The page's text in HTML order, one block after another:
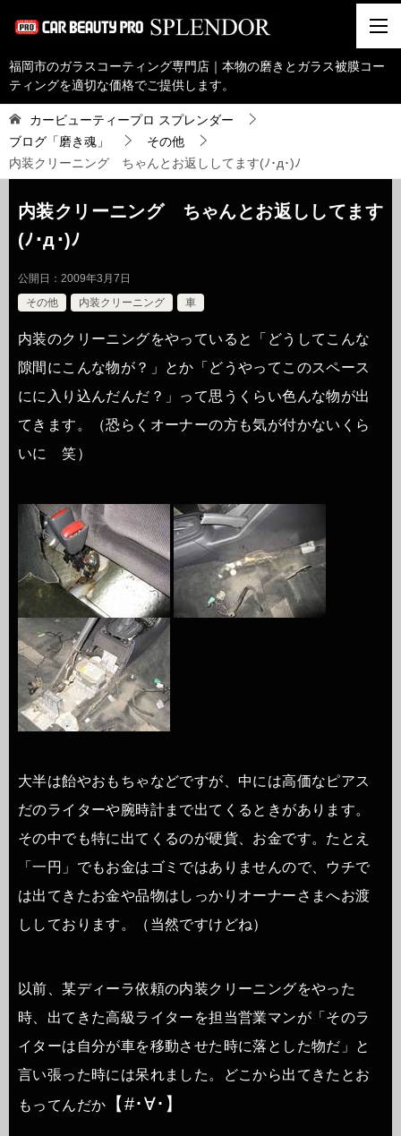
福岡市のガラスコーティング専門店｜本物の磨きとガラス被膜コー
ティングを適切な価格でご提供します。
カービューティープロ スプレンダー
ブログ「磨き魂」
その他
内装クリーニング ちゃんとお返ししてます(ﾉ･д･)ﾉ
内装クリーニング ちゃんとお返ししてます
(ﾉ･д･)ﾉ
公開日： 2009年3月7日
その他
内装クリーニング 車
内装のクリーニングをやっていると「どうしてこんな
隙間にこんな物が？」とか「どうやってこのスペース
にに入り込んだんだ？」って思うくらい色んな物が出
てきます。（恐らくオーナーの方も気が付かないくら
いに 笑）
大半は飴やおもちゃなどですが、中には高価なピアス
だのライターや腕時計まで出てくるときがあります。
その中でも特に出てくるのが硬貨、お金です。たとえ
「一円」でもお金はゴミではありませんので、ウチで
は出てきたお金や品物はしっかりオーナーさまへお渡
ししております。（当然ですけどね）
以前、某ディーラ依頼の内装クリーニングをやった
時、出てきた高級ライターを担当営業マンが「そのラ
イターは自分が車を移動させた時に落とした物だ」と
言い張った時には呆れました。どこから出てきたとお
もってんだか
【#･∀･】